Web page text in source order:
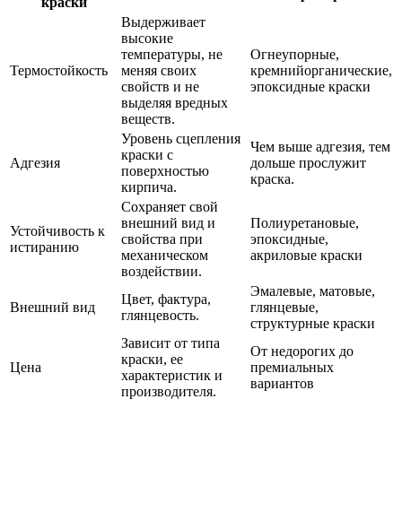
Термостойкость
Выдерживает
высокие
температуры, не
меняя своих
свойств и не
выделяя вредных
веществ.
Огнеупорные,
кремнийорганические,
эпоксидные краски
Адгезия
Уровень сцепления
краски с
поверхностью
кирпича.
Чем выше адгезия, тем
дольше прослужит
краска.
Устойчивость к
истиранию
Сохраняет свой
внешний вид и
свойства при
механическом
воздействии.
Полиуретановые,
эпоксидные,
акриловые краски
Внешний вид
Цвет, фактура,
глянцевость.
Эмалевые, матовые,
глянцевые,
структурные краски
Цена
Зависит от типа
краски, ее
характеристик и
производителя.
От недорогих до
премиальных
вариантов